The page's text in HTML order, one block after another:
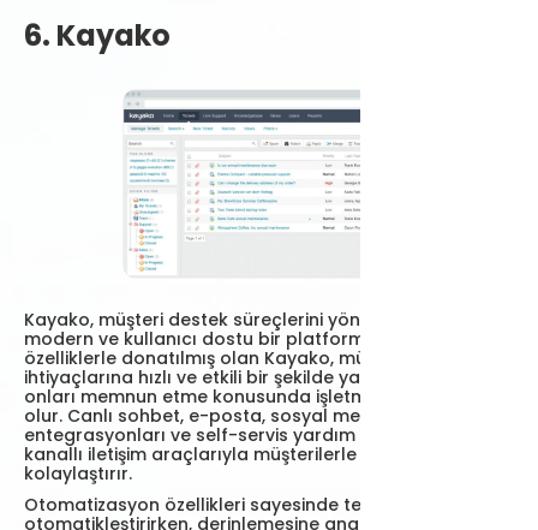
6. Kayako
Kayako, müşteri destek süreçlerini yönetmek için
modern ve kullanıcı dostu bir platform sunar. Gelişmiş
özelliklerle donatılmış olan Kayako, müşterilerin
ihtiyaçlarına hızlı ve etkili bir şekilde yanıt verme ve
onları memnun etme konusunda işletmelere yardımcı
olur. Canlı sohbet, e-posta, sosyal medya
entegrasyonları ve self-servis yardım merkezi gibi çok
kanallı iletişim araçlarıyla müşterilerle etkileşim kurmayı
kolaylaştırır.
Otomatizasyon özellikleri sayesinde tekrarlayan işleri
otomatikleştirirken, derinlemesine analiz ve raporlama